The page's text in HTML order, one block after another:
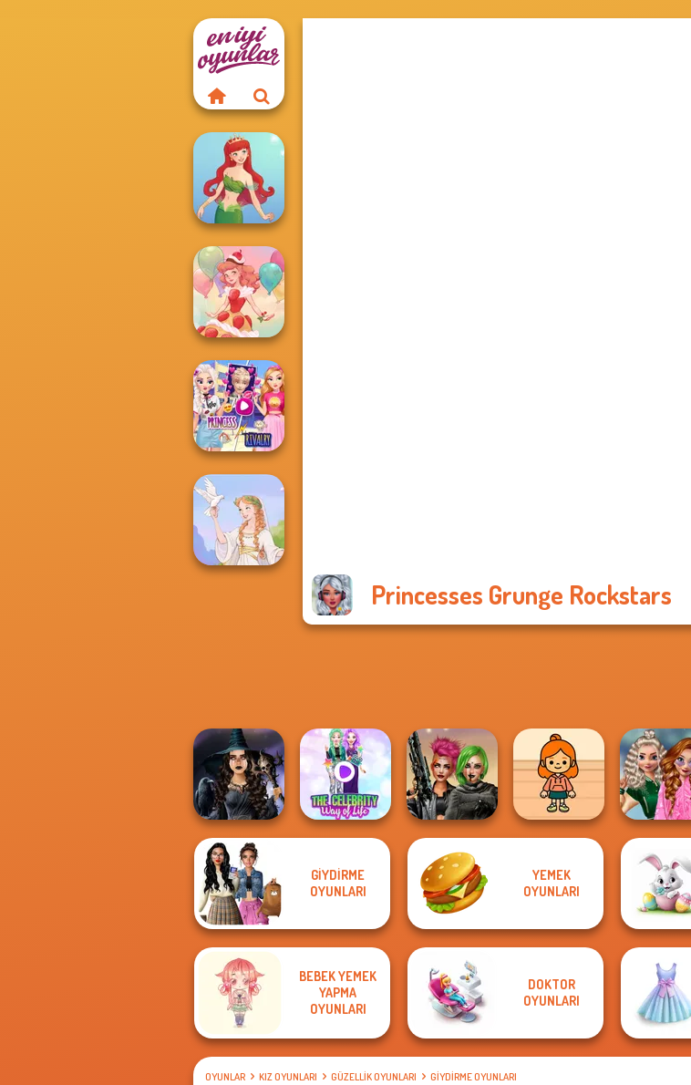
Princesses Grunge Rockstars
Cute Mermaid
Dessert Girl
Elsa And
Rapunzel
Princess Riv...
Mystic Coven The
Sisterhood of...
The Celebrity Way
Of Life
Cyberpunk
Shieldmaidens
TB Avataria Life
Girl
School
Popularity
Challenge
GIYDIRME
OYUNLARI
YEMEK
OYUNLARI
BEBEK YEMEK
YAPMA
OYUNLARI
DOKTOR
OYUNLARI
OYUNLAR KIZ OYUNLARI GÜZELLIK OYUNLARI GIYDIRME OYUNLARI